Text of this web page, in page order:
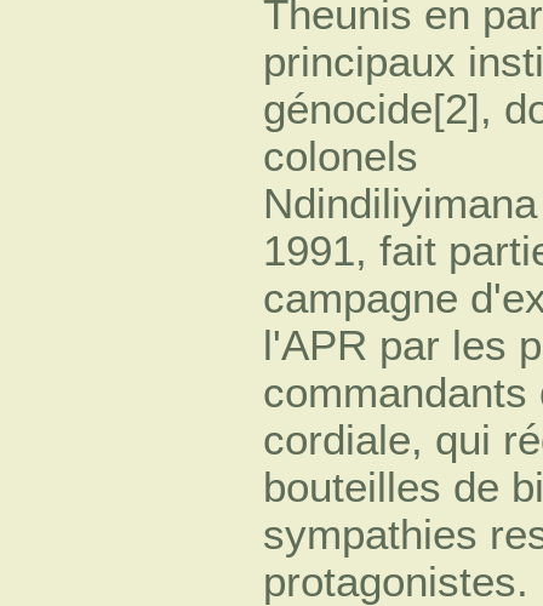
Theunis en
principaux
génocide[2],
colonels
1991, fait
campagne
l'APR par les
commandants
cordiale, qui
bouteilles de
sympathies
protagonistes.